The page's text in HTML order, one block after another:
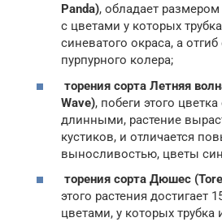
Panda), обладает
с цветами у которых
синеватого окраса, а
пурпурного колера;
торения сорта Летняя
Wave), побеги этого
длинными, растение
кустиков, и отличается
выносливостью, цветы
торения сорта Дюшес
этого растения достигает
цветами, у которых